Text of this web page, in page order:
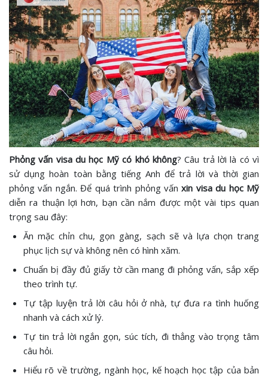
Phỏng vấn visa du học Mỹ có khó không? Câu trả lời là có vì
sử dụng hoàn toàn bằng tiếng Anh để trả lời và thời gian
phỏng vấn ngắn. Để quá trình phỏng vấnxin visa du học Mỹ
diễn ra thuận lợi hơn, bạn cần nắm được một vài tips quan
trọng sau đây:
Ăn mặc chỉn chu, gọn gàng, sạch sẽ và lựa chọn trang
phục lịch sự và không nên có hình xăm.
Chuẩn bị đầy đủ giấy tờ cần mang đi phỏng vấn, sắp xếp
theo trình tự.
Tự tập luyện trả lời câu hỏi ở nhà, tự đưa ra tình huống
nhanh và cách xử lý.
Tự tin trả lời ngắn gọn, súc tích, đi thẳng vào trọng tâm
câu hỏi.
Hiểu rõ về trường, ngành học, kế hoạch học tập của bản